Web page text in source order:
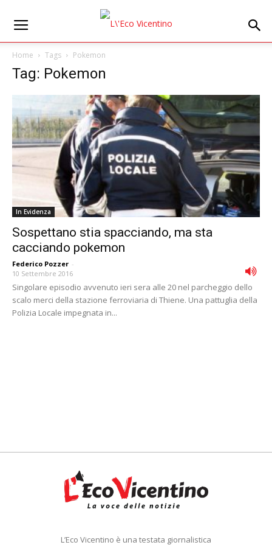
Home Tags Pokemon
Tag: Pokemon
In Evidenza
Sospettano stia spacciando, ma sta
cacciando pokemon
Federico Pozzer -
10 Settembre 2016
Singolare episodio avvenuto ieri sera alle 20 nel parcheggio dello
scalo merci della stazione ferroviaria di Thiene. Una pattuglia della
Polizia Locale impegnata in...
L’Eco Vicentino è una testata giornalistica